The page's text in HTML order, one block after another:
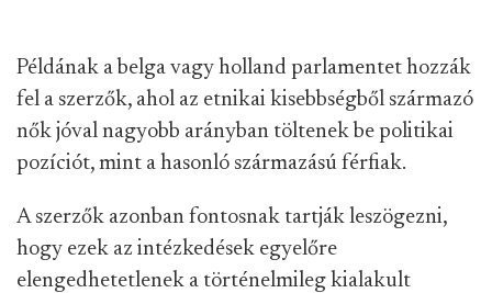
Példának a belga vagy holland parlamentet hozzák
fel a szerzők, ahol az etnikai kisebbségből származó
nők jóval nagyobb arányban töltenek be politikai
pozíciót, mint a hasonló származású férfiak.
A szerzők azonban fontosnak tartják leszögezni,
hogy ezek az intézkedések egyelőre
elengedhetetlenek a történelmileg kialakult